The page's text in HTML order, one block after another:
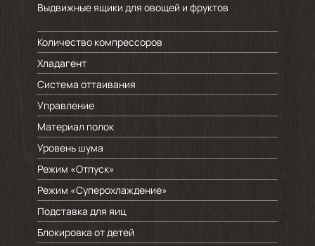
Выдвижные ящики для овощей и фруктов
Количество компрессоров
Хладагент
Система оттаивания
Управление
Материал полок
Уровень шума
Режим «Отпуск»
Режим «Суперохлаждение»
Подставка для яиц
Блокировка от детей